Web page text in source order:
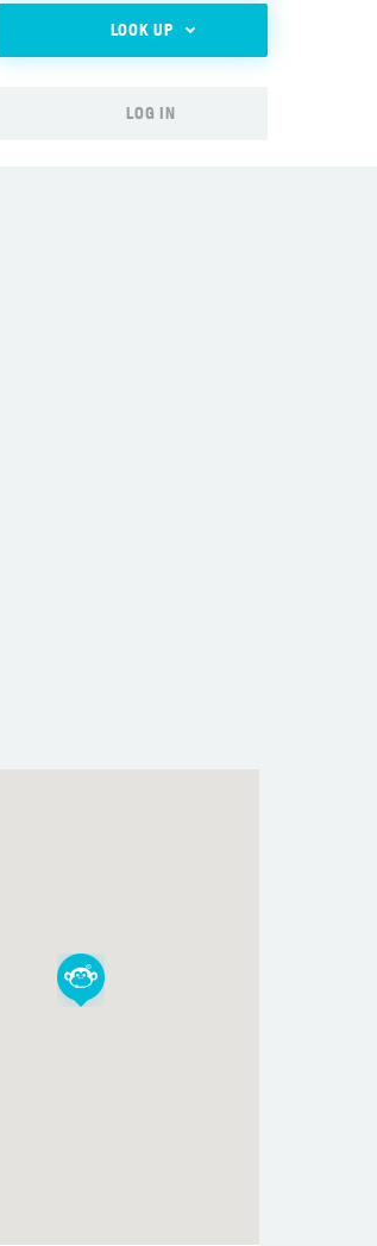
LOOK UP
LOG IN